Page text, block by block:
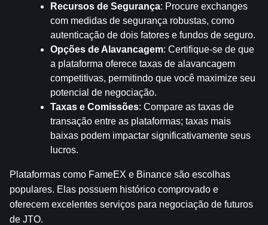
Recursos de Segurança: Procure exchanges
com medidas de segurança robustas, como
autenticação de dois fatores e fundos de seguro.
Opções de Alavancagem: Certifique-se de que
a plataforma oferece taxas de alavancagem
competitivas, permitindo que você maximize seu
potencial de negociação.
Taxas e Comissões: Compare as taxas de
transação entre as plataformas; taxas mais
baixas podem impactar significativamente seus
lucros.
Plataformas como FameEX e Binance são escolhas
populares. Elas possuem histórico comprovado e
oferecem excelentes serviços para negociação de futuros
de JTO.